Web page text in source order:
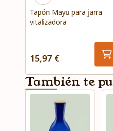
Tapón Mayu para jarra
vitalizadora
15,97 €
También te